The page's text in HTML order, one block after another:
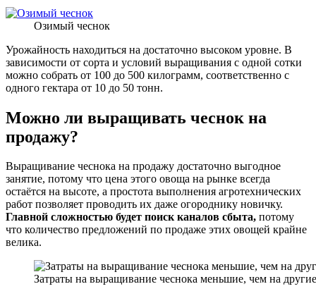
Озимый чеснок
Урожайность находиться на достаточно высоком уровне. В
зависимости от сорта и условий выращивания с одной сотки
можно собрать от 100 до 500 килограмм, соответственно с
одного гектара от 10 до 50 тонн.
Можно ли выращивать чеснок на
продажу?
Выращивание чеснока на продажу достаточно выгодное
занятие, потому что цена этого овоща на рынке всегда
остаётся на высоте, а простота выполнения агротехнических
работ позволяет проводить их даже огороднику новичку.
Главной сложностью будет поиск каналов сбыта, потому
что количество предложений по продаже этих овощей крайне
велика.
Затраты на выращивание чеснока меньшие, чем на